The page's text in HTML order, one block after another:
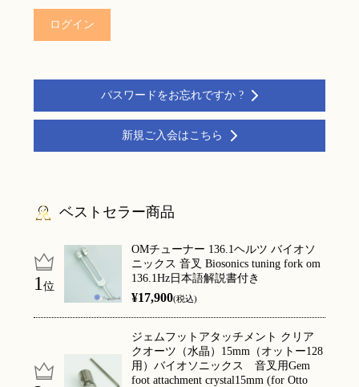
パスワードをお忘れですか ?
新規ご入会はこちら
ベストセラー商品
位
OMチューナー 136.1ヘルツ バイオソ
ニックス 音叉 Biosonics tuning fork om
136.1Hz日本語解説書付き
¥17,900(税込)
ジェムフットアタッチメント クリア
クオーツ（水晶）15mm（オットー128
用）バイオソニックス 音叉用Gem
foot attachment crystal15mm (for Otto